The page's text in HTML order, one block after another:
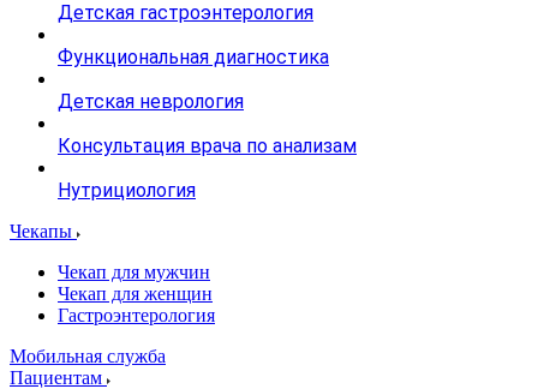
Детская гастроэнтерология
Функциональная диагностика
Детская неврология
Консультация врача по анализам
Нутрициология
Чекапы
Чекап для мужчин
Чекап для женщин
Гастроэнтерология
Мобильная служба
Пациентам